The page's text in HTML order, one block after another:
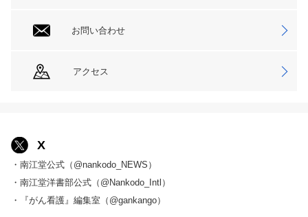
お問い合わせ
アクセス
X
・南江堂公式（@nankodo_NEWS）
・南江堂洋書部公式（@Nankodo_Intl）
・『がん看護』編集室（@gankango）